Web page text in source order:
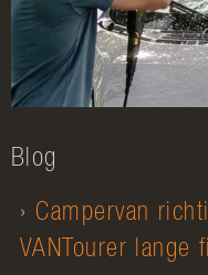
Blog
Campervan
VANTourer lange